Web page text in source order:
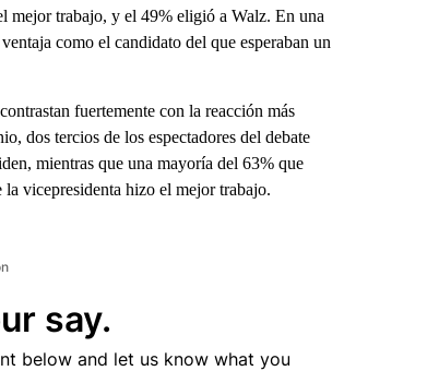
mejor trabajo, y el 49% eligió a Walz. En una
como el candidato del que esperaban un
fuertemente con la reacción más
dos tercios de los espectadores del debate
mientras que una mayoría del 63% que
vicepresidenta hizo el mejor trabajo.
say.
below and let us know what you